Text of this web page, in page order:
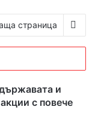
страница
и
с повече